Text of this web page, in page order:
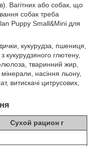
Вагітних або собак, що
собак треба
Puppy Small&Mini для
кукурудза, пшениця,
кукурудзяного глютену,
тваринний жир,
насіння льону,
витискачі цитрусових,
Сухой рацион г